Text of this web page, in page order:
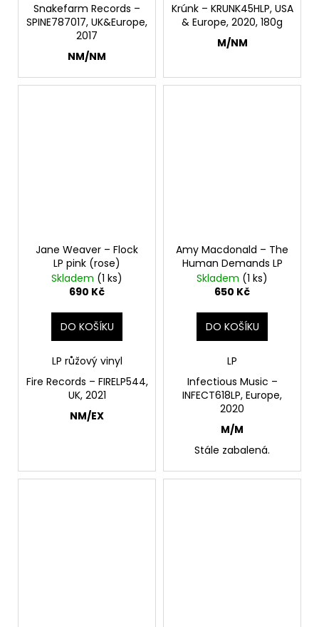
Snakefarm Records –
SPINE787017, UK&Europe,
2017
NM/NM
Krúnk – KRUNK45HLP, USA
& Europe, 2020, 180g
M/NM
Jane Weaver – Flock
LP pink (rose)
Skladem (1 ks)
690 Kč
DO KOŠÍKU
LP růžový vinyl
Fire Records – FIRELP544,
UK, 2021
NM/EX
Amy Macdonald – The
Human Demands LP
Skladem (1 ks)
650 Kč
DO KOŠÍKU
LP
Infectious Music –
INFECT618LP, Europe,
2020
M/M
Stále zabalená.